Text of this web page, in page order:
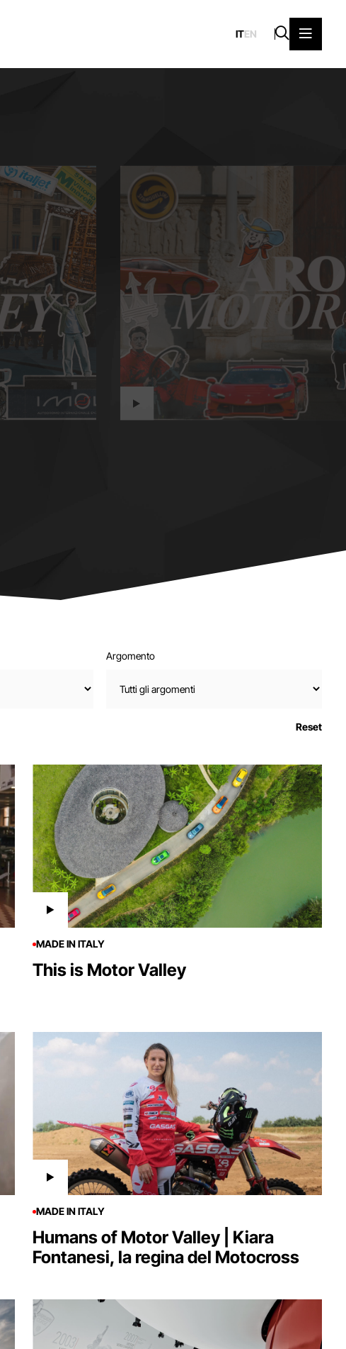
ITEN
Argomento
Reset
MADE IN ITALY
This is Motor Valley
MADE IN ITALY
Humans of Motor Valley | Kiara
Fontanesi, la regina del Motocross